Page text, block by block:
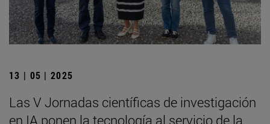
13 | 05 | 2025
Las V Jornadas científicas de investigación
en IA ponen la tecnología al servicio de la